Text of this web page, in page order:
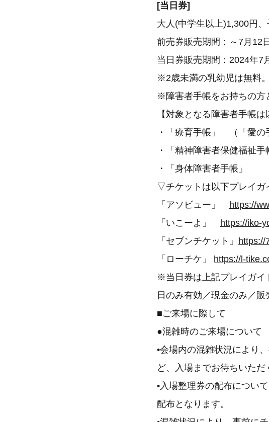
[当日券]
大人(中学生以上)1,300円
前売券販売期間：～7月12
当日券販売期間：2024年7
※2歳未満の乳幼児は無料。
※障害者手帳をお持ちの方
【対象となる障害者手帳
・「療育手帳」 （「愛
・「精神障害者保健福祉
・「身体障害者手帳」
▽チケットは以下プレイ
「アソビュー」 https://
「いこーよ」 https://iko-
「セブンチケット」 https://
「ローチケ」 https://l-
※当日券は上記プレイガイ
日のみ有効／現金のみ／
■ご来場に際して
●混雑時のご来場について
•会場内の混雑状況により
ど、入場までお待ちいただ
•入場整理券の配布につい
配布となります。